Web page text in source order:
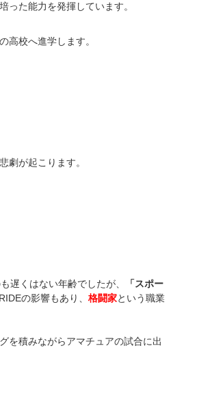
った能力を発揮しています。
高校へ進学します。
劇が起こります。
遅くはない年齢でしたが、
「スポー
の影響もあり、 格闘家という職業
を積みながらアマチュアの試合に出